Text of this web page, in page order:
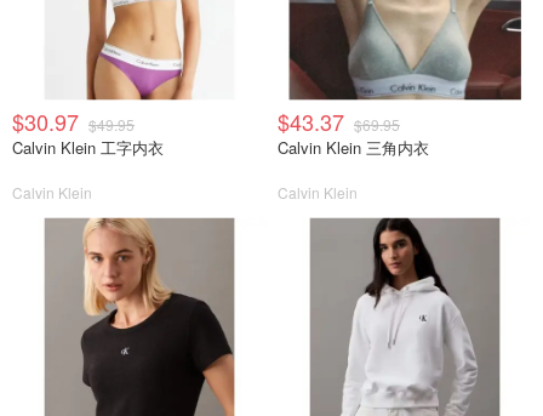
$30.97 $49.95
Calvin Klein 工字内衣
Calvin Klein
$43.37 $69.95
Calvin Klein 三角内衣
Calvin Klein